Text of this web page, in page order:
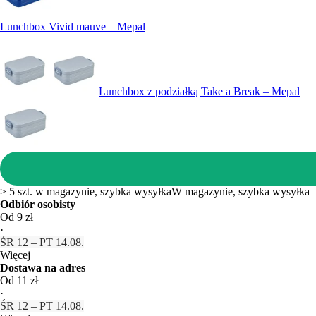
Lunchbox Vivid mauve – Mepal
Lunchbox z podziałką Take a Break – Mepal
> 5 szt. w magazynie, szybka wysyłkaW magazynie, szybka wysyłka
Odbiór osobisty
Od 9 zł
·
ŚR 12 – PT 14.08.
Więcej
Dostawa na adres
Od 11 zł
·
ŚR 12 – PT 14.08.